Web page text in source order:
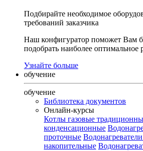
Подбирайте необходимое
требований заказчика
Наш конфигуратор поможет Вам
подобрать наиболее оптимальное
Узнайте больше
обучение
обучение
Библиотека документов
Онлайн-курсы
Котлы газовые
конденсационные
проточные
накопительные